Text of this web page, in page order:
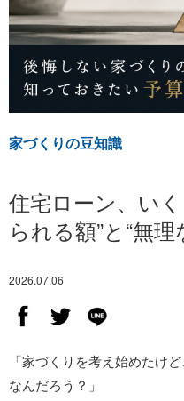
家づくりの豆知識
住宅ローン、い
られる額”と“無
2026.07.06
「家づくりを考え始めたけ
なんだろう？」